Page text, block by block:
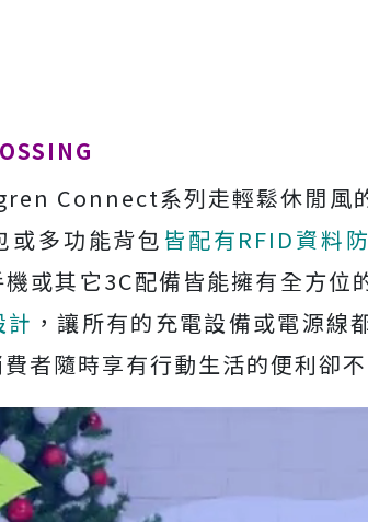
Connect系列走輕鬆休閒風
或多功能背包 皆配有RFID資料
機或其它3C配備皆能擁有全方位
，讓所有的充電設備或電源線
者隨時享有行動生活的便利卻不